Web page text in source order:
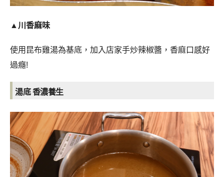
▲川香麻味
使用昆布雞湯為基底，加入店家手炒辣椒醬，香麻口感好
過癮!
湯底 香濃養生